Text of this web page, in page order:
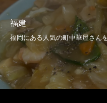
福建